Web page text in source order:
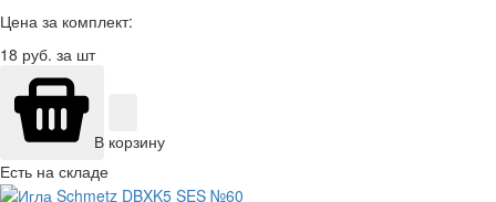
Цена за комплект:
18 руб. за шт
В корзину
Есть на складе